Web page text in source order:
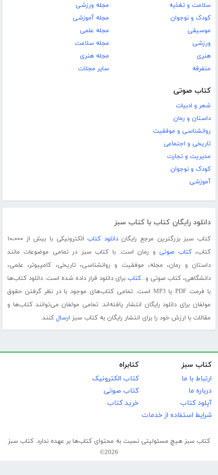
سلامت و تغذیه
کودک و نوجوان
موسیقی
ورزشی
هنری
متفرقه
مجله ورزشی
مجله آموزشی
مجله علمی
مجله سلامت
مجله هنری
سایر مجلات
کتاب صوتی
شعر و ادبیات
داستان و رمان
روانشناسی و موفقیت
تاریخی و اجتماعی
مدیریت و تجارت
کودک و نوجوان
آموزشی
دانلود رایگان کتاب با کتاب سبز
کتاب سبز بزرگترین مرجع رایگاندانلود کتاب
الکترونیکی با بیش از ۱۰،۰۰۰
کتاب،کتاب صوتی و رمان است. با کتاب سبز در تمامی موضوعات مانند
داستان و رمان، مجله، موفقیت و روانشناسی، تاریخی، کامپیوتر، علمی،
دانشگاهی، کتاب صوتی و...کتاب برای دانلود قرار داده شده است. دانلود کتاب‌ها
با فرمت PDF یا MP3 است. تمامی کتاب‌های موجود با در نظر گرفتن حقوق
مولفان برای دانلود رایگان انتشار یافته‌اند. تمامی مولفان می‌توانند کتاب‌ها و
مقالات با ارزش خود را برای انتشار رایگان به کتاب سبز ارسال کنند.
کتاب سبز
ارتباط با ما
درباره ما
آپلود کتاب
شرایط استفاده از خدمات
کتابراه
کتاب الکترونیک
کتاب صوتی
خرید کتاب
کتاب سبز هیچ مسئولیتی نسبت به محتوای کتاب‌ها بر عهده ندارد. کتاب سبز
2026©